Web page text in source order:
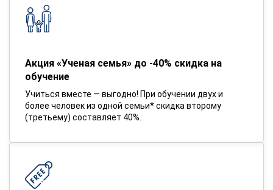
Акция «Ученая семья» до -40% скидка на
обучение
Учиться вместе — выгодно! При обучении двух и
более человек из одной семьи* скидка второму
(третьему) составляет 40%.